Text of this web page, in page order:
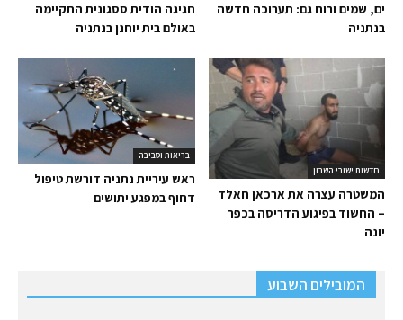
חגיגה הודית ססגונית התקיימה
באולם בית יוחנן בנתניה
ים, שמים ורוח גם: תערוכה חדשה
בנתניה
בריאות וסביבה
ראש עיריית נתניה דורשת טיפול
דחוף במפגע יתושים
חדשות ישובי השרון
המשטרה עצרה את ארכאן חאלד
– החשוד בפיגוע הדריסה בכפר
יונה
המובילים השבוע